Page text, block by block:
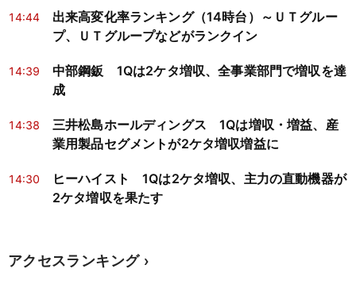
14:44
出来高変化率ランキング（14時台）～ＵＴグルー
プ、ＵＴグループなどがランクイン
14:39
中部鋼鈑 1Qは2ケタ増収、全事業部門で増収を達
成
14:38
三井松島ホールディングス 1Qは増収・増益、産
業用製品セグメントが2ケタ増収増益に
14:30
ヒーハイスト 1Qは2ケタ増収、主力の直動機器が
2ケタ増収を果たす
アクセスランキング